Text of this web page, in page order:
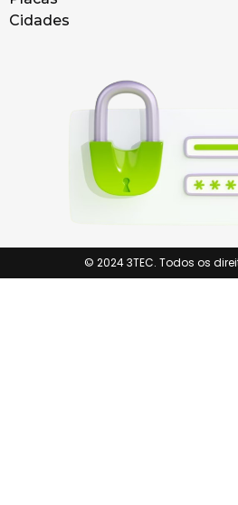
Cidades
© 2024 3TEC. Todos os